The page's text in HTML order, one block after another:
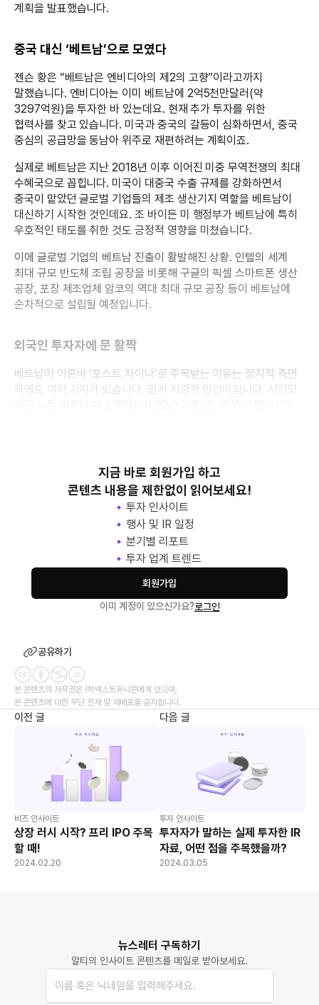
계획을 발표했습니다.
중국 대신 ‘베트남’으로 모였다
젠슨 황은 “베트남은 엔비디아의 제2의 고향”이라고까지
말했습니다. 엔비디아는 이미 베트남에 2억5천만달러(약
3297억원)을 투자한 바 있는데요. 현재 추가 투자를 위한
협력사를 찾고 있습니다. 미국과 중국의 갈등이 심화하면서, 중국
중심의 공급망을 동남아 위주로 재편하려는 계획이죠.
실제로 베트남은 지난 2018년 이후 이어진 미중 무역전쟁의 최대
수혜국으로 꼽힙니다. 미국이 대중국 수출 규제를 강화하면서
중국이 맡았던 글로벌 기업들의 제조 생산기지 역할을 베트남이
대신하기 시작한 것인데요. 조 바이든 미 행정부가 베트남에 특히
우호적인 태도를 취한 것도 긍정적 영향을 미쳤습니다.
이에 글로벌 기업의 베트남 진출이 활발해진 상황. 인텔의 세계
최대 규모 반도체 조립 공장을 비롯해 구글의 픽셀 스마트폰 생산
공장, 포장 제조업체 암코의 역대 최대 규모 공장 등이 베트남에
순차적으로 설립될 예정입니다.
외국인 투자자에 문 활짝
베트남이 이른바 ‘포스트 차이나’로 주목받는 이유는 정치적 측면
외에도 여러 가지가 있습니다. 먼저 저렴한 인건비입니다. 시간당
지금 바로 회원가입 하고
콘텐츠 내용을 제한없이 읽어보세요!
투자 인사이트
행사 및 IR 일정
분기별 리포트
투자 업계 트렌드
회원가입
이미 계정이 있으신가요?로그인
본 콘텐츠의 저작권은 ㈜넥스트유니콘에게 있으며,
본 콘텐츠에 대한 무단 전재 및 재배포를 금지합니다.
공유하기
이전 글
비즈 인사이트
상장 러시 시작? 프리 IPO 주목
할 때!
2024.02.20
다음 글
투자 인사이트
투자자가 말하는 실제 투자한 IR
자료, 어떤 점을 주목했을까?
2024.03.05
뉴스레터 구독하기
알티의 인사이트 콘텐츠를 메일로 받아보세요.